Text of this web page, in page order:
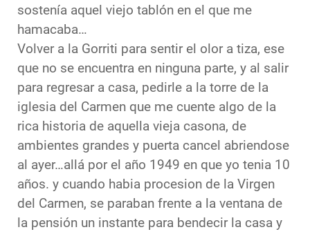
sostenía aquel viejo tablón en el que me
hamacaba…
Volver a la Gorriti para sentir el olor a tiza, ese
que no se encuentra en ninguna parte, y al salir
para regresar a casa, pedirle a la torre de la
iglesia del Carmen que me cuente algo de la
rica historia de aquella vieja casona, de
ambientes grandes y puerta cancel abriendose
al ayer…allá por el año 1949 en que yo tenia 10
años. y cuando habia procesion de la Virgen
del Carmen, se paraban frente a la ventana de
la pensión un instante para bendecir la casa y